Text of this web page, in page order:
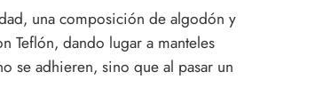
una composición de algodón y
Teflón, dando lugar a manteles
se adhieren, sino que al pasar un